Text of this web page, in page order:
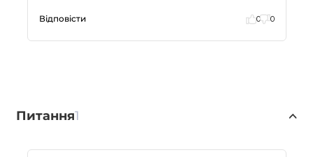
Відповісти 0 0
Питання1